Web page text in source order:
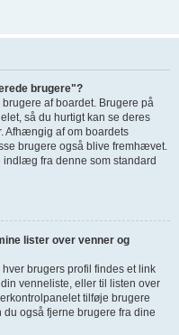
brugere"?
af boardet. Brugere på
så du hurtigt kan se deres
Afhængig af om boardets
brugere også blive fremhævet.
fra denne som standard
lister over venner og
brugers profil findes et link
venneliste, eller til listen over
tilføje brugere
også fjerne brugere fra dine